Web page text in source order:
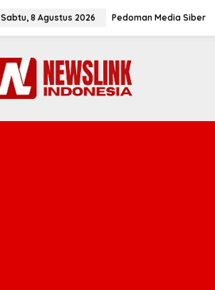
Sabtu, 8 Agustus 2026 Pedoman Media Siber